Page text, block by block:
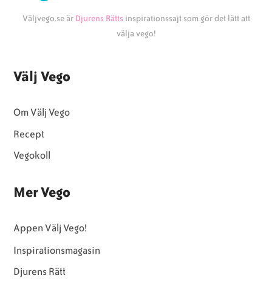
Väljvego.se är Djurens Rätts inspirationssajt som gör det lätt att
välja vego!
Välj Vego
Om Välj Vego
Recept
Vegokoll
Mer Vego
Appen Välj Vego!
Inspirationsmagasin
Djurens Rätt